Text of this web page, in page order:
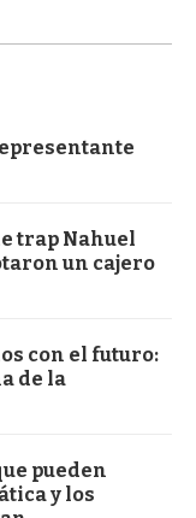
trap Nahuel
un cajero
con el futuro:
de la
pueden
y los